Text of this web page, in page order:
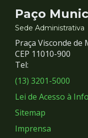
e
Redes
Sociais
Paço
Sede Administrativa
Praça Visconde de
CEP 11010-900
Tel:
(13) 3201-5000
Lei de Acesso à
Sitemap
Imprensa